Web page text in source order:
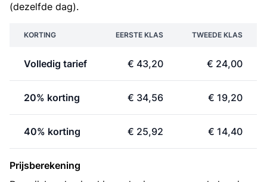
(dezelfde dag).
KORTING EERSTE KLAS TWEEDE KLAS
Volledig tarief € 43,20 € 24,00
20% korting € 34,56 € 19,20
40% korting € 25,92 € 14,40
Prijsberekening